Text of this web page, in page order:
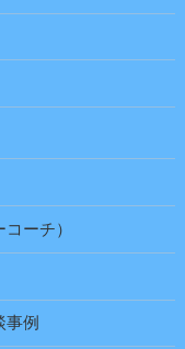
ーチ）
事例